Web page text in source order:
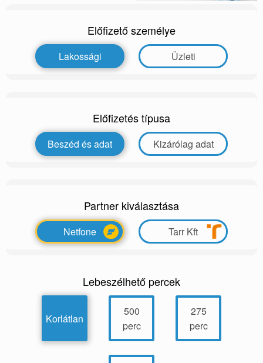
Előfizető személye
Lakossági Üzleti
Előfizetés típusa
Beszéd és adat Kizárólag adat
Partner kiválasztása
Netfone Tarr Kft
Lebeszélhető percek
Korlátlan
500
perc
275
perc